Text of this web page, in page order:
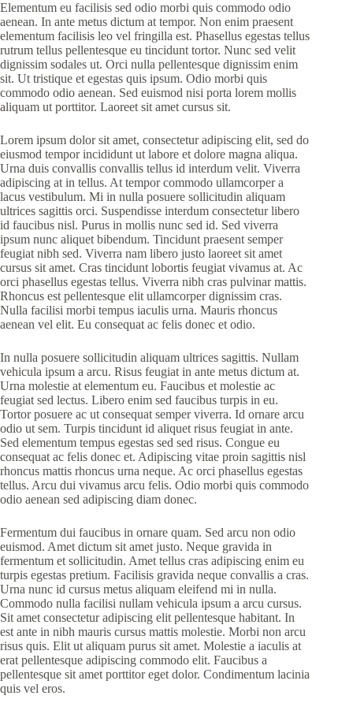
Elementum eu facilisis sed odio morbi quis commodo odio
aenean. In ante metus dictum at tempor. Non enim praesent
elementum facilisis leo vel fringilla est. Phasellus egestas tellus
rutrum tellus pellentesque eu tincidunt tortor. Nunc sed velit
dignissim sodales ut. Orci nulla pellentesque dignissim enim
sit. Ut tristique et egestas quis ipsum. Odio morbi quis
commodo odio aenean. Sed euismod nisi porta lorem mollis
aliquam ut porttitor. Laoreet sit amet cursus sit.
Lorem ipsum dolor sit amet, consectetur adipiscing elit, sed do
eiusmod tempor incididunt ut labore et dolore magna aliqua.
Urna duis convallis convallis tellus id interdum velit. Viverra
adipiscing at in tellus. At tempor commodo ullamcorper a
lacus vestibulum. Mi in nulla posuere sollicitudin aliquam
ultrices sagittis orci. Suspendisse interdum consectetur libero
id faucibus nisl. Purus in mollis nunc sed id. Sed viverra
ipsum nunc aliquet bibendum. Tincidunt praesent semper
feugiat nibh sed. Viverra nam libero justo laoreet sit amet
cursus sit amet. Cras tincidunt lobortis feugiat vivamus at. Ac
orci phasellus egestas tellus. Viverra nibh cras pulvinar mattis.
Rhoncus est pellentesque elit ullamcorper dignissim cras.
Nulla facilisi morbi tempus iaculis urna. Mauris rhoncus
aenean vel elit. Eu consequat ac felis donec et odio.
In nulla posuere sollicitudin aliquam ultrices sagittis. Nullam
vehicula ipsum a arcu. Risus feugiat in ante metus dictum at.
Urna molestie at elementum eu. Faucibus et molestie ac
feugiat sed lectus. Libero enim sed faucibus turpis in eu.
Tortor posuere ac ut consequat semper viverra. Id ornare arcu
odio ut sem. Turpis tincidunt id aliquet risus feugiat in ante.
Sed elementum tempus egestas sed sed risus. Congue eu
consequat ac felis donec et. Adipiscing vitae proin sagittis nisl
rhoncus mattis rhoncus urna neque. Ac orci phasellus egestas
tellus. Arcu dui vivamus arcu felis. Odio morbi quis commodo
odio aenean sed adipiscing diam donec.
Fermentum dui faucibus in ornare quam. Sed arcu non odio
euismod. Amet dictum sit amet justo. Neque gravida in
fermentum et sollicitudin. Amet tellus cras adipiscing enim eu
turpis egestas pretium. Facilisis gravida neque convallis a cras.
Urna nunc id cursus metus aliquam eleifend mi in nulla.
Commodo nulla facilisi nullam vehicula ipsum a arcu cursus.
Sit amet consectetur adipiscing elit pellentesque habitant. In
est ante in nibh mauris cursus mattis molestie. Morbi non arcu
risus quis. Elit ut aliquam purus sit amet. Molestie a iaculis at
erat pellentesque adipiscing commodo elit. Faucibus a
pellentesque sit amet porttitor eget dolor. Condimentum lacinia
quis vel eros.